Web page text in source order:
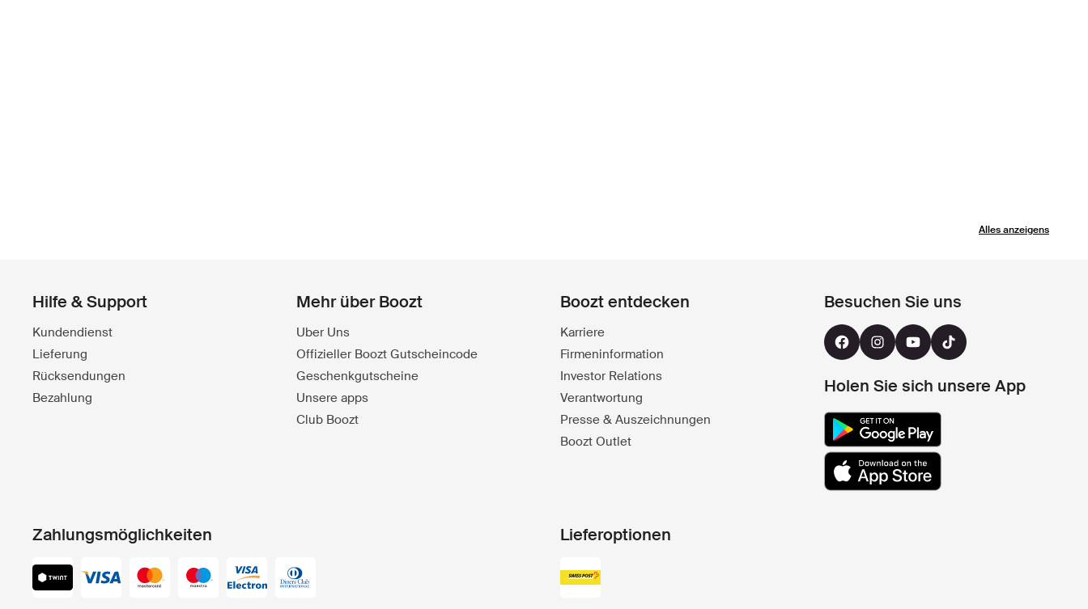
Alles anzeigens
Hilfe & Support
Kundendienst
Lieferung
Rücksendungen
Bezahlung
Mehr über Boozt
Uber Uns
Offizieller Boozt Gutscheincode
Geschenkgutscheine
Unsere apps
Club Boozt
Boozt entdecken
Karriere
Firmeninformation
Investor Relations
Verantwortung
Presse & Auszeichnungen
Boozt Outlet
Besuchen Sie uns
Holen Sie sich unsere App
Zahlungsmöglichkeiten Lieferoptionen